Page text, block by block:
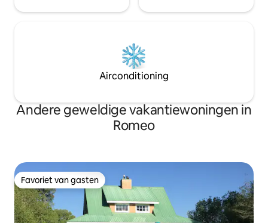
Airconditioning
Andere geweldige vakantiewoningen in
Romeo
Favoriet van gasten
Favoriet van gasten